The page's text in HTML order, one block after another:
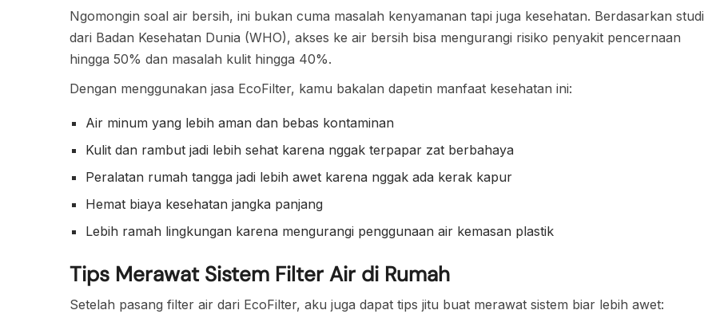
Ngomongin soal air bersih, ini bukan cuma masalah kenyamanan tapi juga kesehatan. Berdasarkan studi
dari Badan Kesehatan Dunia (WHO), akses ke air bersih bisa mengurangi risiko penyakit pencernaan
hingga 50% dan masalah kulit hingga 40%.
Dengan menggunakan jasa EcoFilter, kamu bakalan dapetin manfaat kesehatan ini:
Air minum yang lebih aman dan bebas kontaminan
Kulit dan rambut jadi lebih sehat karena nggak terpapar zat berbahaya
Peralatan rumah tangga jadi lebih awet karena nggak ada kerak kapur
Hemat biaya kesehatan jangka panjang
Lebih ramah lingkungan karena mengurangi penggunaan air kemasan plastik
Tips Merawat Sistem Filter Air di Rumah
Setelah pasang filter air dari EcoFilter, aku juga dapat tips jitu buat merawat sistem biar lebih awet: